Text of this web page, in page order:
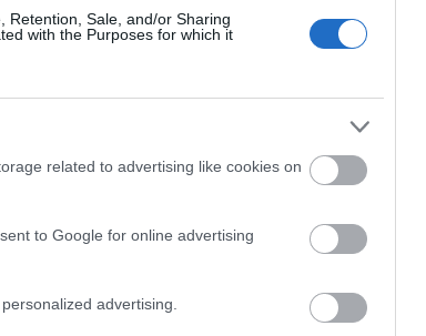
Retention, Sale, and/or Sharing
with the Purposes for which it
related to advertising like cookies on
to Google for online advertising
advertising.